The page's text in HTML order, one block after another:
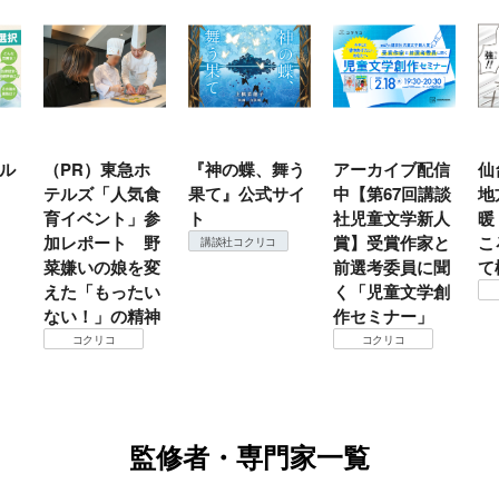
東急ホ
人気食
ト」参
ート 野
娘を変
ったい
の精神
『神の蝶、舞う
果て』公式サイ
ト
講談社コクリコ
アーカイブ配信
中【第67回講談
社児童文学新人
賞】受賞作家と
前選考委員に聞
く「児童文学創
作セミナー」
仙台の冬は東
地方では温
暖？ 本当の
ころは仙台に
て検証すべし
コクリコ
監修者・専門家一覧